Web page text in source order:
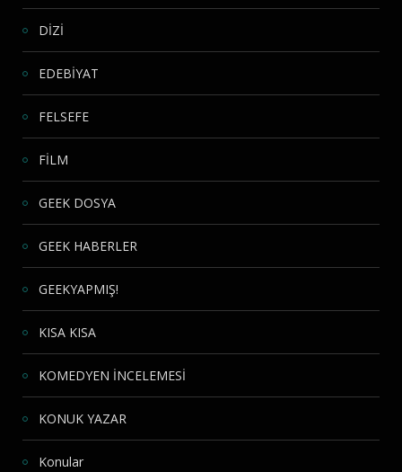
DİZİ
EDEBİYAT
FELSEFE
FİLM
GEEK DOSYA
GEEK HABERLER
GEEKYAPMIŞ!
KISA KISA
KOMEDYEN İNCELEMESİ
KONUK YAZAR
Konular